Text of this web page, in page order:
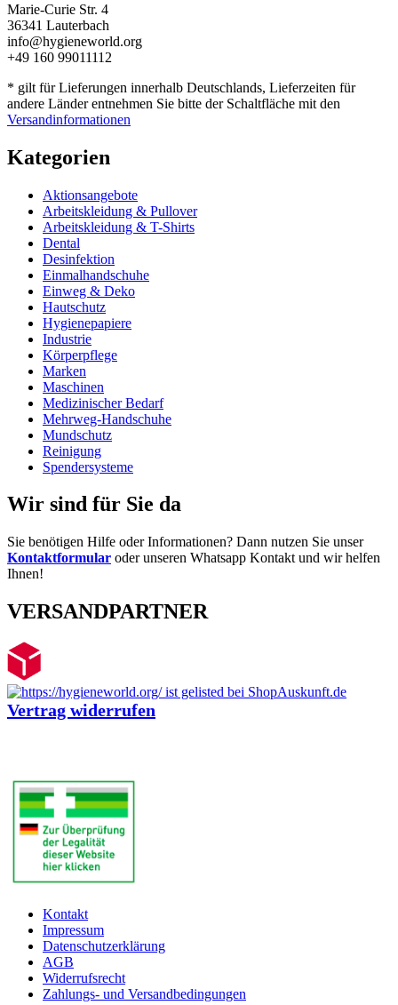
Marie-Curie Str. 4
36341 Lauterbach
info@hygieneworld.org
+49 160 99011112
* gilt für Lieferungen innerhalb Deutschlands, Lieferzeiten für
andere Länder entnehmen Sie bitte der Schaltfläche mit den
Versandinformationen
Kategorien
Aktionsangebote
Arbeitskleidung & Pullover
Arbeitskleidung & T-Shirts
Dental
Desinfektion
Einmalhandschuhe
Einweg & Deko
Hautschutz
Hygienepapiere
Industrie
Körperpflege
Marken
Maschinen
Medizinischer Bedarf
Mehrweg-Handschuhe
Mundschutz
Reinigung
Spendersysteme
Wir sind für Sie da
Sie benötigen Hilfe oder Informationen? Dann nutzen Sie unser
Kontaktformular oder unseren Whatsapp Kontakt und wir helfen
Ihnen!
VERSANDPARTNER
Vertrag widerrufen
Kontakt
Impressum
Datenschutzerklärung
AGB
Widerrufsrecht
Zahlungs- und Versandbedingungen